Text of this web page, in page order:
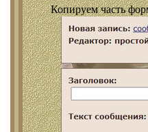
Копируем часть